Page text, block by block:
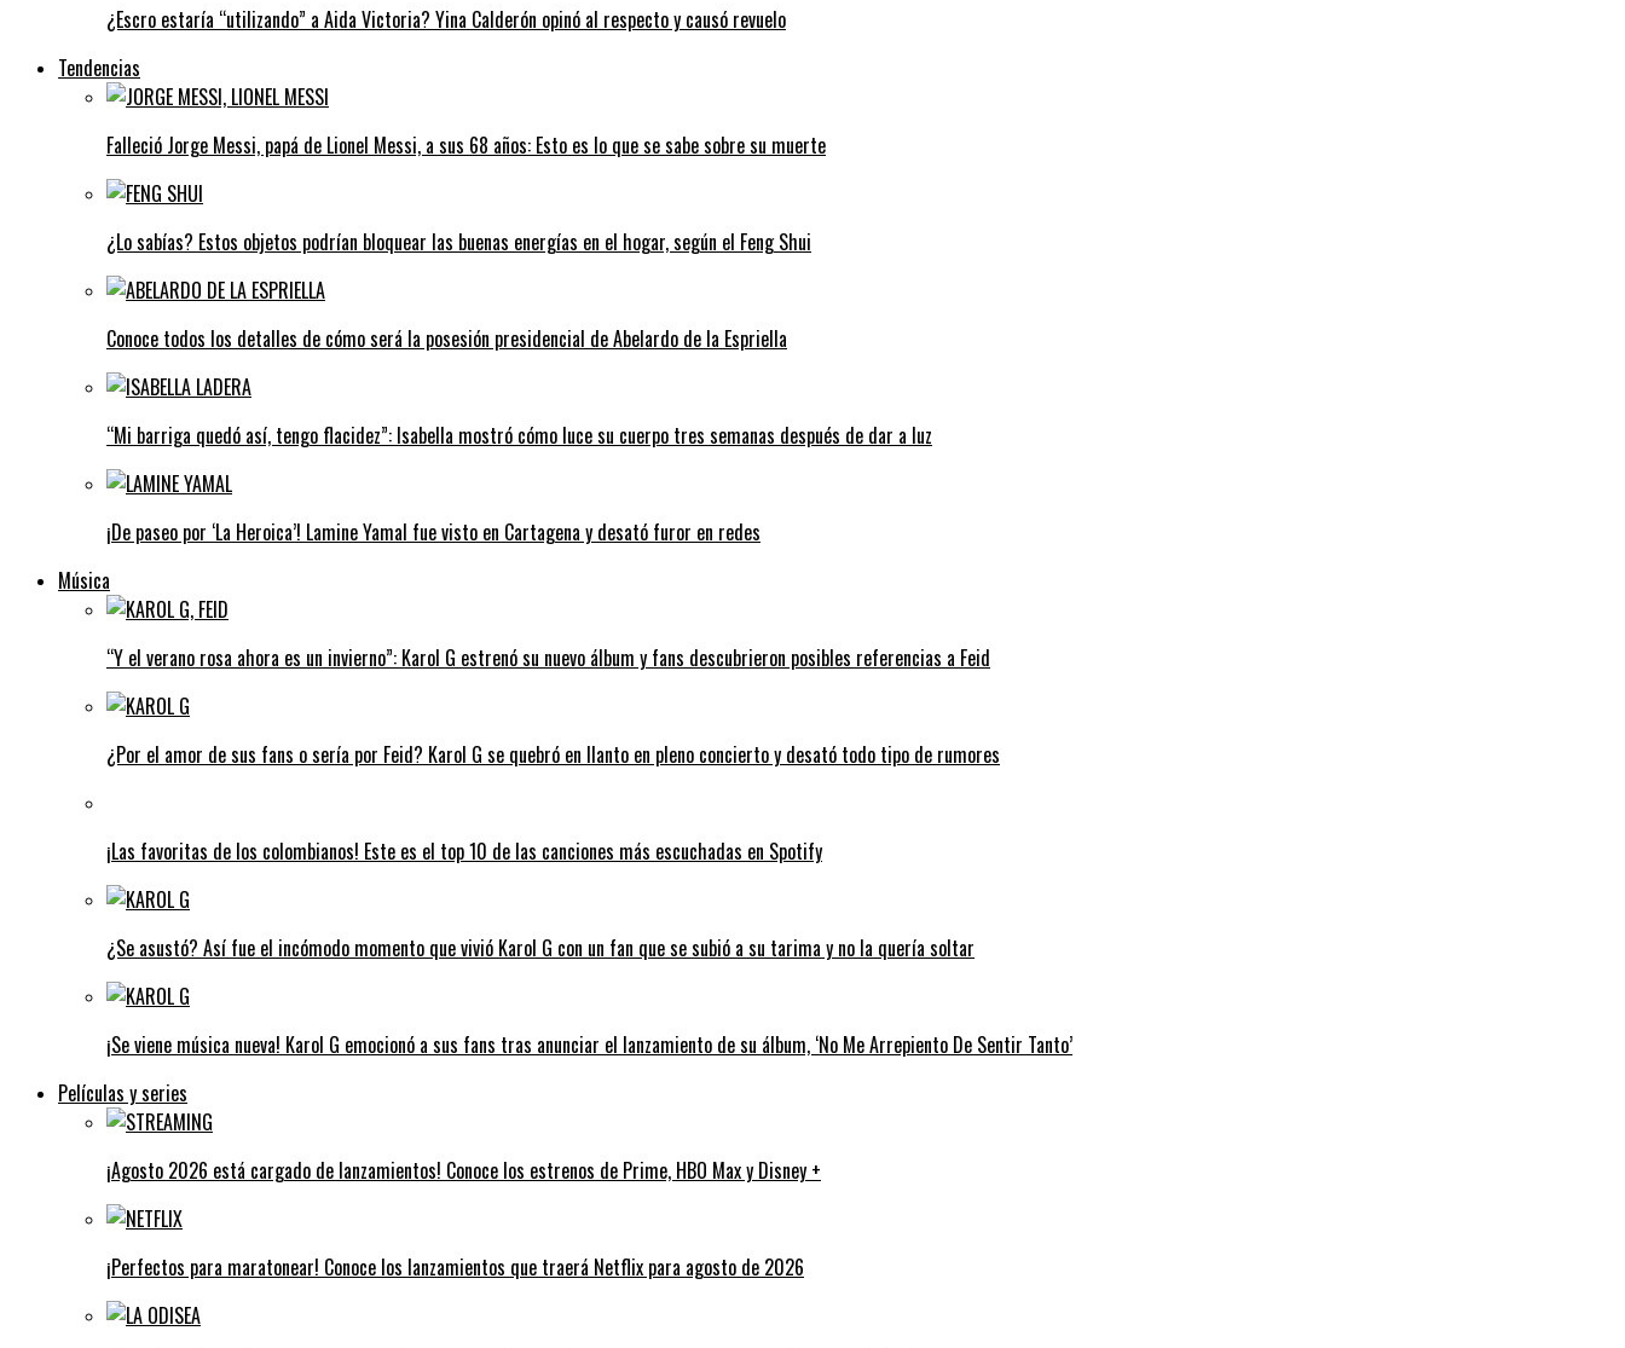
¿Escro estaría “utilizando” a Aida Victoria? Yina Calderón opinó al respecto y causó revuelo
Tendencias
Falleció Jorge Messi, papá de Lionel Messi, a sus 68 años: Esto es lo que se sabe sobre su muerte
¿Lo sabías? Estos objetos podrían bloquear las buenas energías en el hogar, según el Feng Shui
Conoce todos los detalles de cómo será la posesión presidencial de Abelardo de la Espriella
“Mi barriga quedó así, tengo flacidez”: Isabella mostró cómo luce su cuerpo tres semanas después de dar a luz
¡De paseo por ‘La Heroica’! Lamine Yamal fue visto en Cartagena y desató furor en redes
Música
“Y el verano rosa ahora es un invierno”: Karol G estrenó su nuevo álbum y fans descubrieron posibles referencias a Feid
¿Por el amor de sus fans o sería por Feid? Karol G se quebró en llanto en pleno concierto y desató todo tipo de rumores
¡Las favoritas de los colombianos! Este es el top 10 de las canciones más escuchadas en Spotify
¿Se asustó? Así fue el incómodo momento que vivió Karol G con un fan que se subió a su tarima y no la quería soltar
¡Se viene música nueva! Karol G emocionó a sus fans tras anunciar el lanzamiento de su álbum, ‘No Me Arrepiento De Sentir Tanto’
Películas y series
¡Agosto 2026 está cargado de lanzamientos! Conoce los estrenos de Prime, HBO Max y Disney +
¡Perfectos para maratonear! Conoce los lanzamientos que traerá Netflix para agosto de 2026